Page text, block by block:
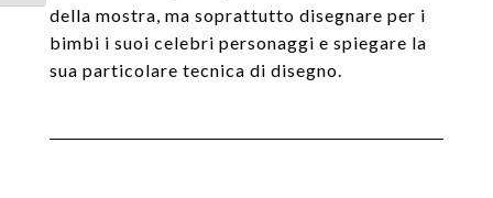
della mostra, ma soprattutto disegnare per i
bimbi i suoi celebri personaggi e spiegare la
sua particolare tecnica di disegno.